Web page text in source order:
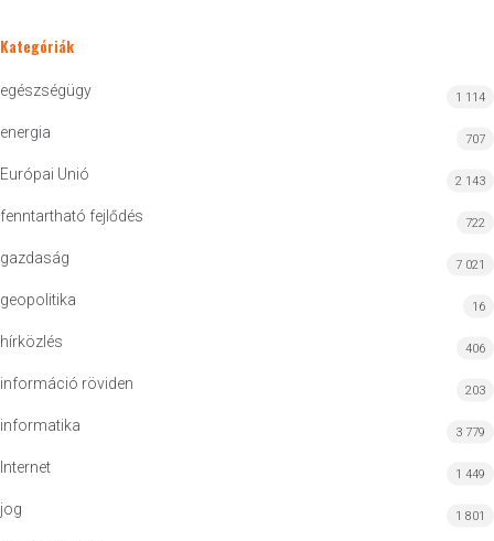
Kategóriák
egészségügy 1 114
energia 707
Európai Unió 2 143
fenntartható fejlődés 722
gazdaság 7 021
geopolitika 16
hírközlés 406
információ röviden 203
informatika 3 779
Internet 1 449
jog 1 801